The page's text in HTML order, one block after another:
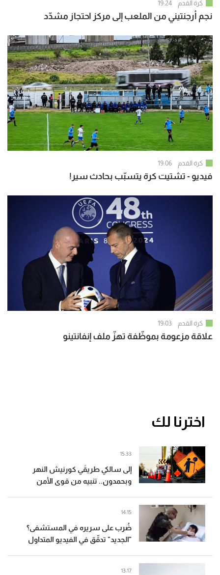
كرة القدم 19:24
نجم أرجنتيني من الملعب إلى مركز احتجاز مشدّد
كرة القدم 19:06
فيديو - تشتيت كرة يتسبّب بحادث سير!
كرة القدم 19:03
علاقة مزعومة بموظّفة تهزّ ملف إنفانتينو
اخترنا لك
إلى سالكي طريقَي كورنيش النهر
وبحمدون.. تنبيه من قوى الأمن
15:33
ضُرب على سريره في المستشفى؟
"الجديد" تدقّق في الفيديو المتداول
14:15
13:17